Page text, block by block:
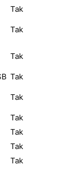
Tak
Tak
Tak
Tak
Tak
Tak
Tak
Tak
Tak